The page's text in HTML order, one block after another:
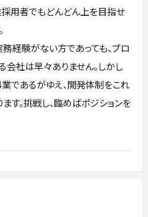
用者でもどんどん上を目指せ
経験がない方であっても、プロ
会社は早々ありません。しかし
であるがゆえ、開発体制をこれ
す。挑戦し、臨めばポジションを